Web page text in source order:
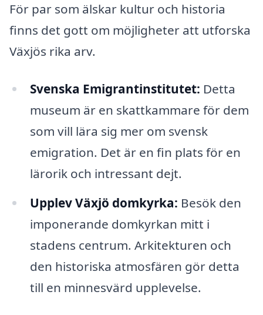
För par som älskar kultur och historia
finns det gott om möjligheter att utforska
Växjös rika arv.
Svenska Emigrantinstitutet: Detta
museum är en skattkammare för dem
som vill lära sig mer om svensk
emigration. Det är en fin plats för en
lärorik och intressant dejt.
Upplev Växjö domkyrka: Besök den
imponerande domkyrkan mitt i
stadens centrum. Arkitekturen och
den historiska atmosfären gör detta
till en minnesvärd upplevelse.